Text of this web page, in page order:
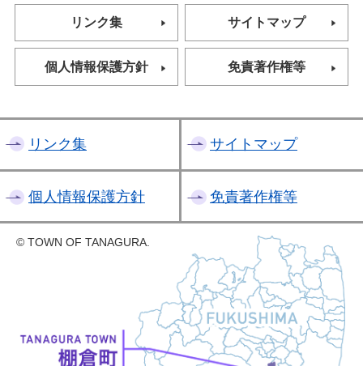
リンク集 サイトマップ
個人情報保護方針 免責著作権等
リンク集 サイトマップ
個人情報保護方針 免責著作権等
© TOWN OF TANAGURA.